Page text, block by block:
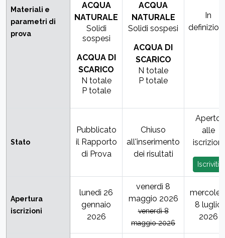
Materiali e
parametri di
prova
ACQUA
NATURALE
Solidi
sospesi
ACQUA DI
SCARICO
N totale
P totale
ACQUA
NATURALE
Solidi sospesi
ACQUA DI
SCARICO
N totale
P totale
In
Stato
Pubblicato
il Rapporto
di Prova
Chiuso
all'inserimento
dei risultati
Aperto
alle
iscrizioni
Iscriviti
Apertura
iscrizioni
lunedì 26
gennaio
2026
venerdì 8
maggio 2026
venerdì 8
maggio 2026
8 luglio
2026